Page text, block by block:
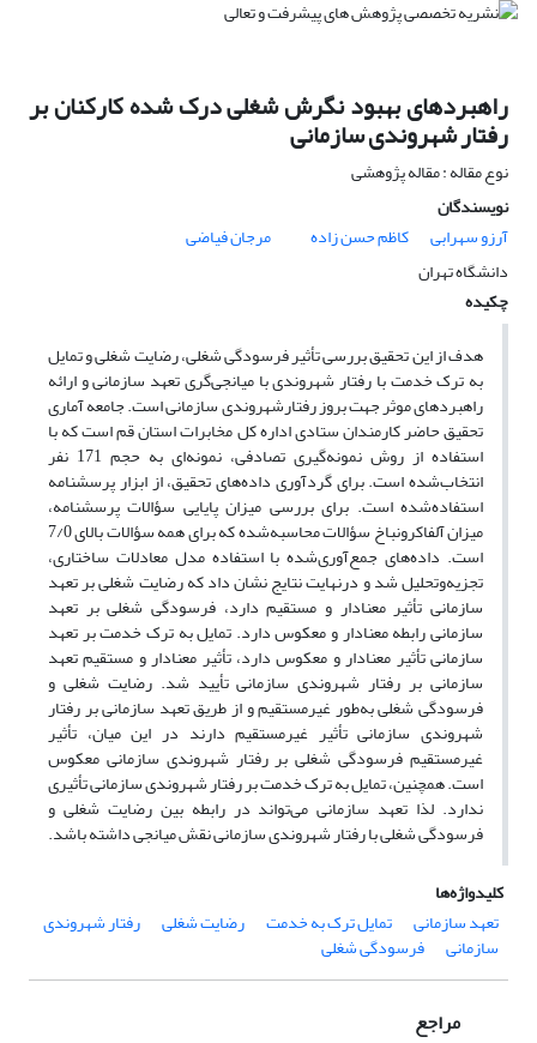
راهبردهای بهبود نگرش شغلی درک شده کارکنان بر
رفتار شهروندی سازمانی
نوع مقاله : مقاله پژوهشی
نویسندگان
آرزو سهرابی
کاظم حسن زاده
مرجان فیاضی
دانشگاه تهران
چکیده
هدف از این تحقیق بررسی تأثیر فرسودگی شغلی، رضایت شغلی و تمایل
به ترک خدمت با رفتار شهروندی با میانجی‌گری تعهد سازمانی و ارائه
راهبردهای موثر جهت بروز رفتارشهروندی سازمانی است. جامعه آماری
تحقیق حاضر کارمندان ستادی اداره کل مخابرات استان قم است که با
استفاده از روش نمونه‌گیری تصادفی، نمونه‌ای به حجم 171 نفر
انتخاب‌شده است. برای گردآوری داده‌های تحقیق، از ابزار پرسشنامه
استفاده‌شده است. برای بررسی میزان پایایی سؤالات پرسشنامه،
میزان آلفاکرونباخ سؤالات محاسبه‌شده که برای همه سؤالات بالای 7/0
است. داده‌های جمع‌آوری‌شده با استفاده مدل معادلات ساختاری،
تجزیه‌وتحلیل شد و درنهایت نتایج نشان داد که رضایت شغلی بر تعهد
سازمانی تأثیر معنادار و مستقیم دارد، فرسودگی شغلی بر تعهد
سازمانی رابطه معنادار و معکوس دارد. تمایل به ترک خدمت بر تعهد
سازمانی تأثیر معنادار و معکوس دارد، تأثیر معنادار و مستقیم تعهد
سازمانی بر رفتار شهروندی سازمانی تأیید شد. رضایت شغلی و
فرسودگی شغلی به‌طور غیرمستقیم و از طریق تعهد سازمانی بر رفتار
شهروندی سازمانی تأثیر غیرمستقیم دارند در این میان، تأثیر
غیرمستقیم فرسودگی شغلی بر رفتار شهروندی سازمانی معکوس
است. همچنین، تمایل به ترک خدمت بر رفتار شهروندی سازمانی تأثیری
ندارد. لذا تعهد سازمانی می‌تواند در رابطه بین رضایت شغلی و
فرسودگی شغلی با رفتار شهروندی سازمانی نقش میانجی داشته باشد.
کلیدواژه‌ها
تعهد سازمانی
تمایل ترک به خدمت رضایت شغلی رفتار شهروندی
سازمانی فرسودگی شغلی
مراجع